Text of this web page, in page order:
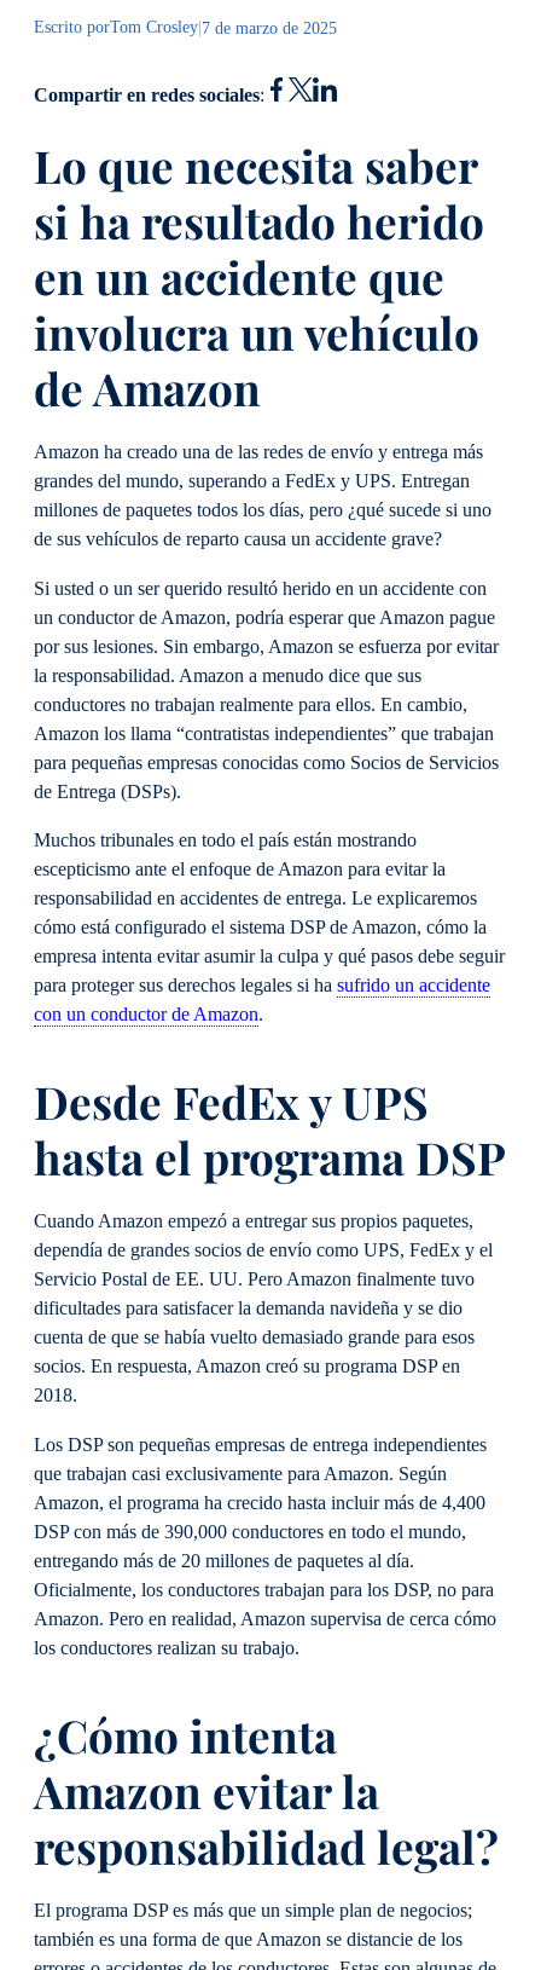
Escrito porTom Crosley|7 de marzo de 2025
Compartir en redes sociales:
Lo que necesita saber
si ha resultado herido
en un accidente que
involucra un vehículo
de Amazon
Amazon ha creado una de las redes de envío y entrega más
grandes del mundo, superando a FedEx y UPS. Entregan
millones de paquetes todos los días, pero ¿qué sucede si uno
de sus vehículos de reparto causa un accidente grave?
Si usted o un ser querido resultó herido en un accidente con
un conductor de Amazon, podría esperar que Amazon pague
por sus lesiones. Sin embargo, Amazon se esfuerza por evitar
la responsabilidad. Amazon a menudo dice que sus
conductores no trabajan realmente para ellos. En cambio,
Amazon los llama “contratistas independientes” que trabajan
para pequeñas empresas conocidas como Socios de Servicios
de Entrega (DSPs).
Muchos tribunales en todo el país están mostrando
escepticismo ante el enfoque de Amazon para evitar la
responsabilidad en accidentes de entrega. Le explicaremos
cómo está configurado el sistema DSP de Amazon, cómo la
empresa intenta evitar asumir la culpa y qué pasos debe seguir
para proteger sus derechos legales si ha sufrido un accidente
con un conductor de Amazon.
Desde FedEx y UPS
hasta el programa DSP
Cuando Amazon empezó a entregar sus propios paquetes,
dependía de grandes socios de envío como UPS, FedEx y el
Servicio Postal de EE. UU. Pero Amazon finalmente tuvo
dificultades para satisfacer la demanda navideña y se dio
cuenta de que se había vuelto demasiado grande para esos
socios. En respuesta, Amazon creó su programa DSP en
2018.
Los DSP son pequeñas empresas de entrega independientes
que trabajan casi exclusivamente para Amazon. Según
Amazon, el programa ha crecido hasta incluir más de 4,400
DSP con más de 390,000 conductores en todo el mundo,
entregando más de 20 millones de paquetes al día.
Oficialmente, los conductores trabajan para los DSP, no para
Amazon. Pero en realidad, Amazon supervisa de cerca cómo
los conductores realizan su trabajo.
¿Cómo intenta
Amazon evitar la
responsabilidad legal?
El programa DSP es más que un simple plan de negocios;
también es una forma de que Amazon se distancie de los